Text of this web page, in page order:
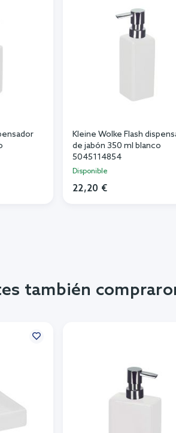
Kleine Wolke Flash
de jabón 350 ml blanco
5045114854
Disponible
22,20 €
también